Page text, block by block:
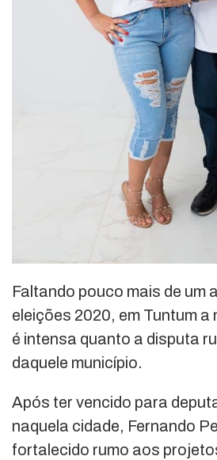
Faltando pouco mais de um
eleições 2020, em Tuntum
é intensa quanto a disputa
daquele município.
Após ter vencido para
naquela cidade, Fernando
fortalecido rumo aos